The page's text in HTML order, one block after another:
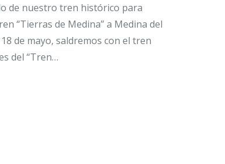
de nuestro tren histórico para
“Tierras de Medina” a Medina del
de mayo, saldremos con el tren
del “Tren…